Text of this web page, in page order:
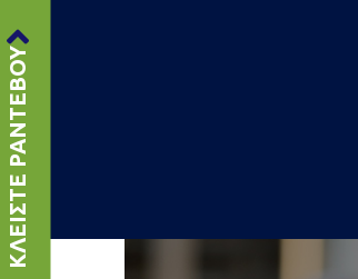
ΚΛΕΙΣΤΕ ΡΑΝΤΕΒΟΥ